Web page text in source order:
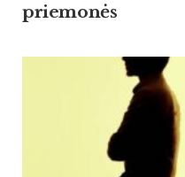
priemonės